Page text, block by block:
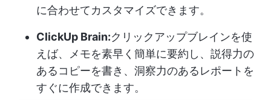
に合わせてカスタマイズできます。
ClickUp Brain:クリックアップブレインを使
えば、メモを素早く簡単に要約し、説得力の
あるコピーを書き、洞察力のあるレポートを
すぐに作成できます。